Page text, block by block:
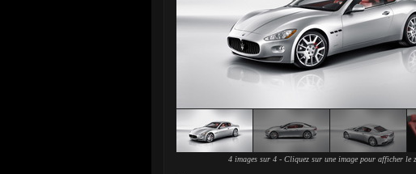
4 images sur 4 - Cliquez sur une image pour afficher le